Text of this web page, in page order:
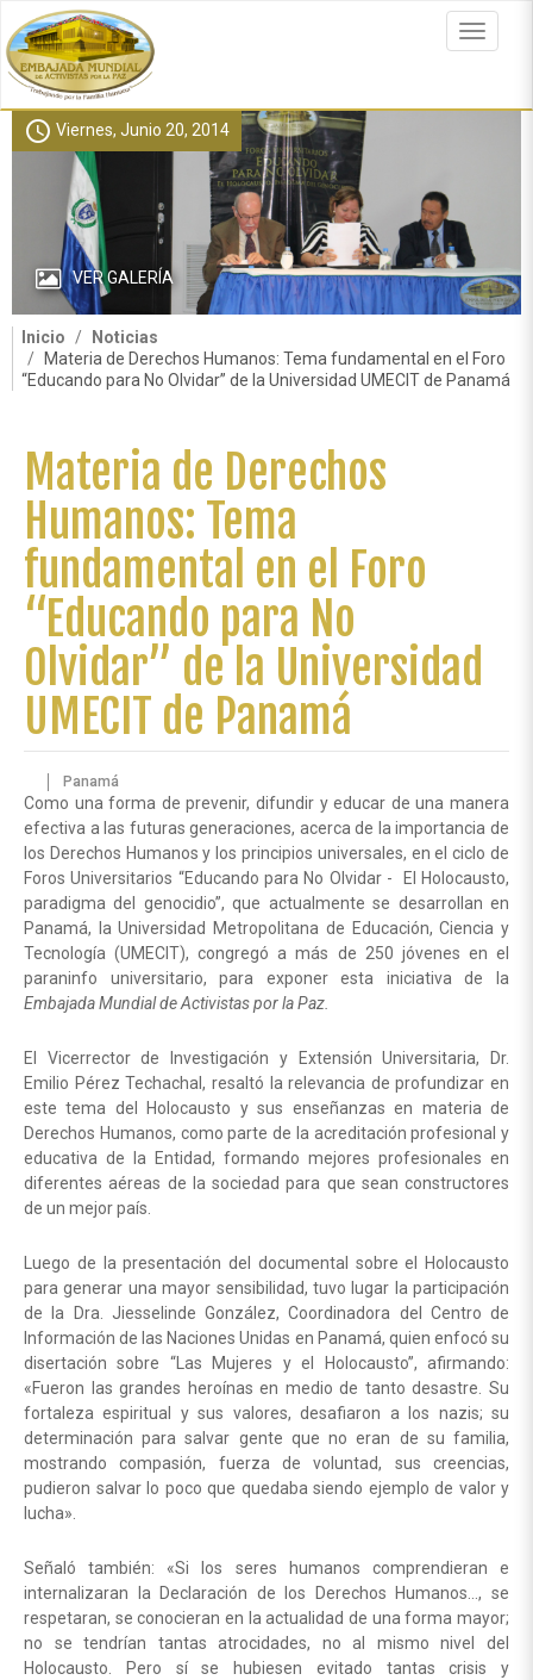
al
contenido
principal
Toggle
schedule Viernes, Junio 20, 2014
VER GALERÍA
Inicio
Noticias
Materia de Derechos Humanos: Tema fundamental en el Foro
“Educando para No Olvidar” de la Universidad UMECIT de Panamá
Materia de Derechos
Humanos: Tema
fundamental en el Foro
“Educando para No
Olvidar” de la Universidad
UMECIT de Panamá
Panamá
Como una forma de prevenir, difundir y educar de una manera
efectiva a las futuras generaciones, acerca de la importancia de
los Derechos Humanos y los principios universales, en el ciclo de
Foros Universitarios “Educando para No Olvidar - El Holocausto,
paradigma del genocidio”, que actualmente se desarrollan en
Panamá, la Universidad Metropolitana de Educación, Ciencia y
Tecnología (UMECIT), congregó a más de 250 jóvenes en el
paraninfo universitario, para exponer esta iniciativa de la
Embajada Mundial de Activistas por la Paz.
El Vicerrector de Investigación y Extensión Universitaria, Dr.
Emilio Pérez Techachal, resaltó la relevancia de profundizar en
este tema del Holocausto y sus enseñanzas en materia de
Derechos Humanos, como parte de la acreditación profesional y
educativa de la Entidad, formando mejores profesionales en
diferentes aéreas de la sociedad para que sean constructores
de un mejor país.
Luego de la presentación del documental sobre el Holocausto
para generar una mayor sensibilidad, tuvo lugar la participación
de la Dra. Jiesselinde González, Coordinadora del Centro de
Información de las Naciones Unidas en Panamá, quien enfocó su
disertación sobre “Las Mujeres y el Holocausto”, afirmando:
«Fueron las grandes heroínas en medio de tanto desastre. Su
fortaleza espiritual y sus valores, desafiaron a los nazis; su
determinación para salvar gente que no eran de su familia,
mostrando compasión, fuerza de voluntad, sus creencias,
pudieron salvar lo poco que quedaba siendo ejemplo de valor y
lucha».
Señaló también: «Si los seres humanos comprendieran e
internalizaran la Declaración de los Derechos Humanos…, se
respetaran, se conocieran en la actualidad de una forma mayor;
no se tendrían tantas atrocidades, no al mismo nivel del
Holocausto. Pero sí se hubiesen evitado tantas crisis y